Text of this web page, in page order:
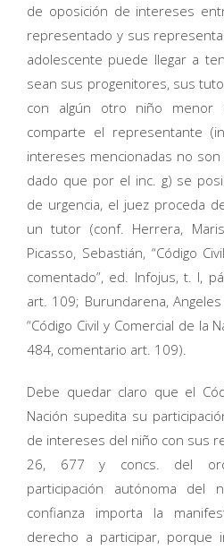
de oposición de intereses
representado y sus
adolescente puede llegar a
sean sus progenitores, sus
con algún otro niño
comparte el representante
intereses mencionadas no son
dado que por el inc. g) se
de urgencia, el juez proceda
un tutor (conf. Herrera,
Picasso, Sebastián, “Código
comentado”, ed. Infojus, t. I,
art. 109; Burundarena,
“Código Civil y Comercial de la
484, comentario art. 109).
Debe quedar claro que el
Nación supedita su
de intereses del niño con sus
26, 677 y concs. del
participación autónoma del
confianza importa la
derecho a participar, porque